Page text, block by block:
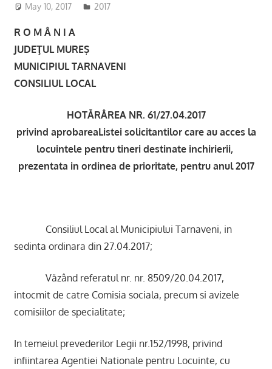
May 10, 2017 admsite
2017
R O M Â N I A
JUDEŢUL MUREŞ
MUNICIPIUL TARNAVENI
CONSILIUL LOCAL
HOTĂRÂREA NR. 61/27.04.2017
privind aprobareaListei solicitantilor care au acces la
locuintele pentru tineri destinate inchirierii,
prezentata in ordinea de prioritate, pentru anul 2017
Consiliul Local al Municipiului Tarnaveni, in
sedinta ordinara din 27.04.2017;
Văzând referatul nr. nr. 8509/20.04.2017,
intocmit de catre Comisia sociala, precum si avizele
comisiilor de specialitate;
In temeiul prevederilor Legii nr.152/1998, privind
infiintarea Agentiei Nationale pentru Locuinte, cu